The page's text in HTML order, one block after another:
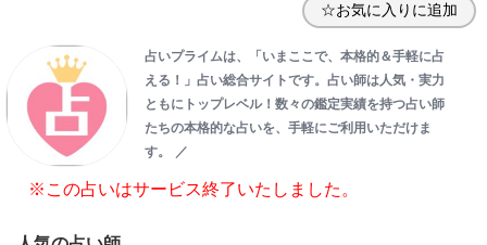
☆お気に入りに追加
占いプライムは、「いまここで、本格的＆手軽に占
える！」占い総合サイトです。占い師は人気・実力
ともにトップレベル！数々の鑑定実績を持つ占い師
たちの本格的な占いを、手軽にご利用いただけま
す。
／
※この占いはサービス終了いたしました。